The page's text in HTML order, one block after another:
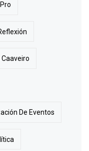
De Eventos